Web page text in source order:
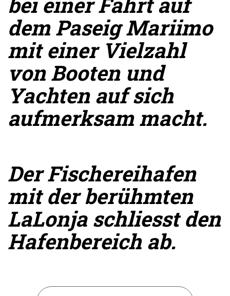
dem Paseig Mariimo
mit einer Vielzahl
von Booten und
Yachten auf sich
aufmerksam macht.
Der Fischereihafen
mit der berühmten
LaLonja schliesst den
Hafenbereich ab.